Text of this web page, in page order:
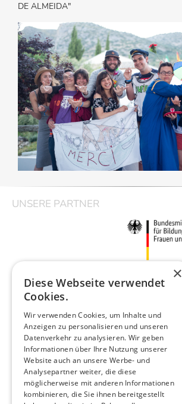
DE ALMEIDA"
UNSERE PARTNER
×
Diese Webseite verwendet
Cookies.
Wir verwenden Cookies, um Inhalte und
Anzeigen zu personalisieren und unseren
Datenverkehr zu analysieren. Wir geben
Informationen über Ihre Nutzung unserer
Website auch an unsere Werbe- und
Analysepartner weiter, die diese
möglicherweise mit anderen Informationen
kombinieren, die Sie ihnen bereitgestellt